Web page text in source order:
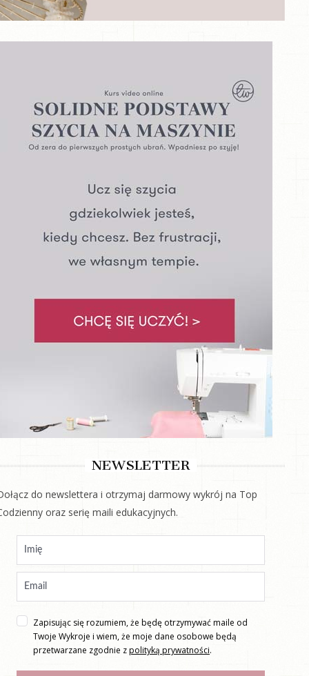
NEWSLETTER
do newslettera i otrzymaj darmowy wykrój na Top
oraz serię maili edukacyjnych.
Zapisując się rozumiem, że będę otrzymywać maile od
Twoje Wykroje i wiem, że moje dane osobowe będą
przetwarzane zgodnie zpolityką prywatności.